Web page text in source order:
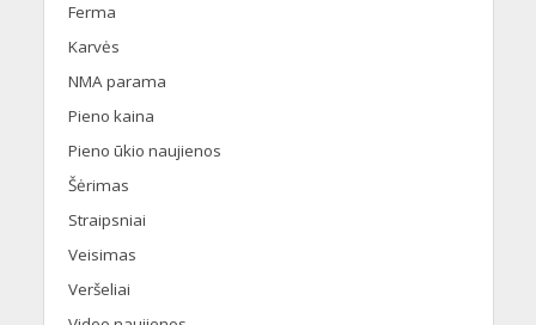
Ferma
Karvės
NMA parama
Pieno kaina
Pieno ūkio naujienos
Šėrimas
Straipsniai
Veisimas
Veršeliai